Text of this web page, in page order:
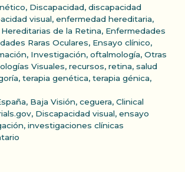
, Discapacidad, discapacidad
visual, enfermedad hereditaria,
de la Retina, Enfermedades
Raras Oculares, Ensayo clínico,
, Investigación, oftalmología, Otras
Visuales, recursos, retina, salud
, terapia genética, terapia génica,
, Baja Visión, ceguera, Clinical
, Discapacidad visual, ensayo
, investigaciones clínicas